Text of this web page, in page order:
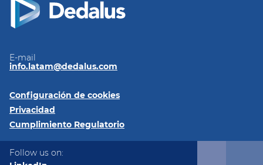
E-mail
info.latam@dedalus.com
Configuración de cookies
Privacidad
Cumplimiento Regulatorio
Follow us on: